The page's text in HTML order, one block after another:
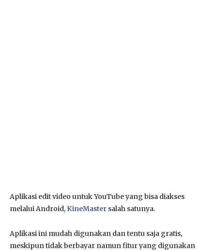
Aplikasi edit video untuk YouTube yang bisa diakses
melalui Android,KineMaster salah satunya.
Aplikasi ini mudah digunakan dan tentu saja gratis,
meskipun tidak berbayar namun fitur yang digunakan